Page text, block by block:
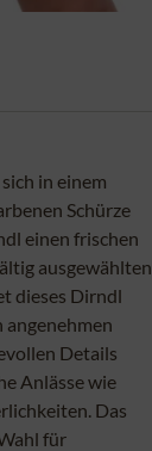
in einem
Schürze
einen frischen
ausgewählten
dieses Dirndl
angenehmen
Details
Anlässe wie
Das
für